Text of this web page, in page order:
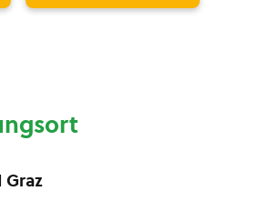
Graz